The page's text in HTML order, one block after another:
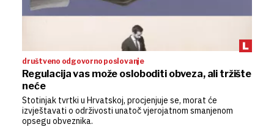
društveno odgovorno poslovanje
Regulacija vas može osloboditi obveza, ali tržište
neće
Stotinjak tvrtki u Hrvatskoj, procjenjuje se, morat će
izvještavati o održivosti unatoč vjerojatnom smanjenom
opsegu obveznika.